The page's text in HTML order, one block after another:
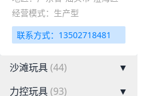
经营模式：生产型
联系方式：13502718481
沙滩玩具(44)
▼
力控玩具(93)
▼